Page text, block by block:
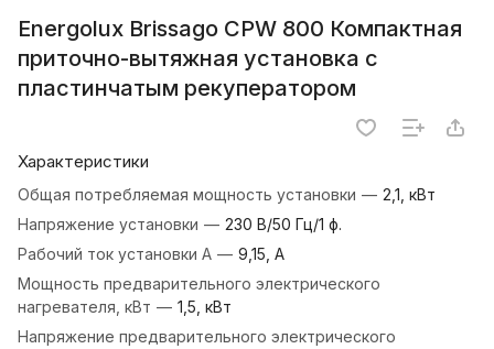
Energolux Brissago CPW 800 Компактная
приточно-вытяжная установка с
пластинчатым рекуператором
Характеристики
Общая потребляемая мощность установки — 2,1, кВт
Напряжение установки — 230 В/50 Гц/1 ф.
Рабочий ток установки А — 9,15, А
Мощность предварительного электрического
нагревателя, кВт — 1,5, кВт
Напряжение предварительного электрического